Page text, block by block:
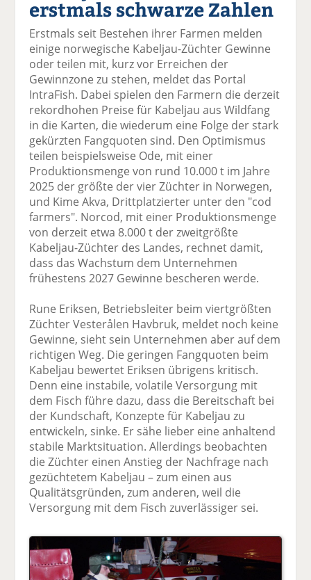
el
a
uf
F
ac
e
b
o
o
k
te
il
e
n
el
t
wi
tt
er
n
el
a
uf
Li
k
e
di
n
te
e
n
el
p
er
E
l
v
er
se
d
e
n
el
D
ck
erstmals schwarze Zahlen
Erstmals seit Bestehen ihrer Farmen melden
einige norwegische Kabeljau-Züchter Gewinne
oder teilen mit, kurz vor Erreichen der
Gewinnzone zu stehen, meldet das Portal
IntraFish. Dabei spielen den Farmern die derzeit
rekordhohen Preise für Kabeljau aus Wildfang
in die Karten, die wiederum eine Folge der stark
gekürzten Fangquoten sind. Den Optimismus
teilen beispielsweise Ode, mit einer
Produktionsmenge von rund 10.000 t im Jahre
2025 der größte der vier Züchter in Norwegen,
und Kime Akva, Drittplatzierter unter den "cod
farmers". Norcod, mit einer Produktionsmenge
von derzeit etwa 8.000 t der zweitgrößte
Kabeljau-Züchter des Landes, rechnet damit,
dass das Wachstum dem Unternehmen
frühestens 2027 Gewinne bescheren werde.
Rune Eriksen, Betriebsleiter beim viertgrößten
Züchter Vesterålen Havbruk, meldet noch keine
Gewinne, sieht sein Unternehmen aber auf dem
richtigen Weg. Die geringen Fangquoten beim
Kabeljau bewertet Eriksen übrigens kritisch.
Denn eine instabile, volatile Versorgung mit
dem Fisch führe dazu, dass die Bereitschaft bei
der Kundschaft, Konzepte für Kabeljau zu
entwickeln, sinke. Er sähe lieber eine anhaltend
stabile Marktsituation. Allerdings beobachten
die Züchter einen Anstieg der Nachfrage nach
gezüchtetem Kabeljau – zum einen aus
Qualitätsgründen, zum anderen, weil die
Versorgung mit dem Fisch zuverlässiger sei.